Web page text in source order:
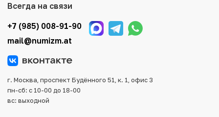
того, возможен самовывоз товара из офиса магазина.
Для вашего удобства представлены несколько способов
оплаты и доставки заказа. Все отправления надежно и
тщательно упаковываются, что исключает возможность
Всегда на связи
+7 (985) 008-91-90
mail@numizm.at
г. Москва, проспект Будённого 51, к. 1, офис 3
пн-сб: с 10-00 до 18-00
вс: выходной